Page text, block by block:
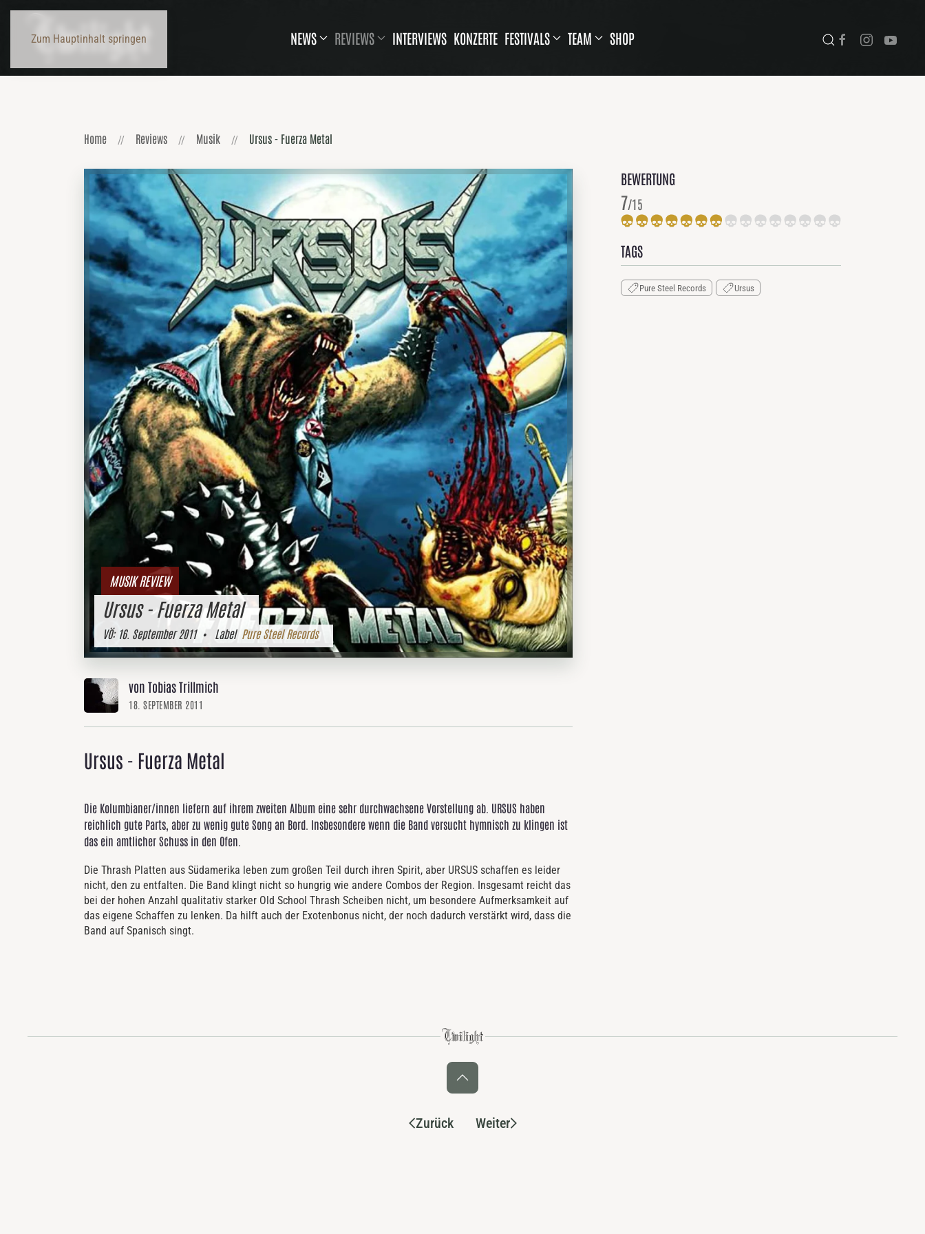
Zum Hauptinhalt springen NEWS REVIEWS INTERVIEWS KONZERTE FESTIVALS TEAM SHOP
Home Reviews Musik Ursus - Fuerza Metal
MUSIK REVIEW
Ursus - Fuerza Metal
VÖ:16. September 2011• Label Pure Steel Records
von Tobias Trillmich
18. SEPTEMBER 2011
Ursus - Fuerza Metal
Die Kolumbianer/innen liefern auf ihrem zweiten Album eine sehr durchwachsene Vorstellung ab. URSUS haben
reichlich gute Parts, aber zu wenig gute Song an Bord. Insbesondere wenn die Band versucht hymnisch zu klingen ist
das ein amtlicher Schuss in den Ofen.
Die Thrash Platten aus Südamerika leben zum großen Teil durch ihren Spirit, aber URSUS schaffen es leider
nicht, den zu entfalten. Die Band klingt nicht so hungrig wie andere Combos der Region. Insgesamt reicht das
bei der hohen Anzahl qualitativ starker Old School Thrash Scheiben nicht, um besondere Aufmerksamkeit auf
das eigene Schaffen zu lenken. Da hilft auch der Exotenbonus nicht, der noch dadurch verstärkt wird, dass die
Band auf Spanisch singt.
BEWERTUNG
7/15
TAGS
Pure Steel Records Ursus
Zurück Weiter